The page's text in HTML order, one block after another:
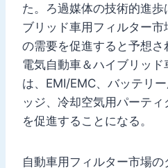
た。ろ過媒体の技術的進
ブリッド車用フィルター
の需要を促進すると予想さ
電気自動車＆ハイブリッ
は、EMI/EMC、バッテリ
ッジ、冷却空気用パーテ
を促進することになる。
自動車用フィルター市場の